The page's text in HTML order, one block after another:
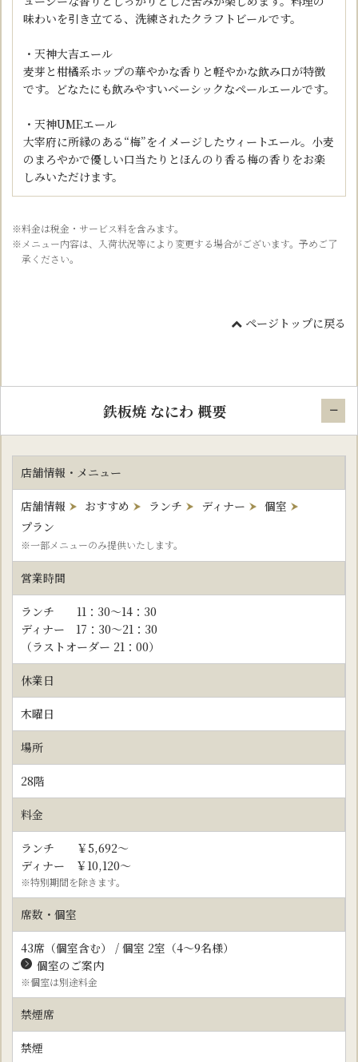
味わいを引き立てる、洗練されたクラフトビールです。
・天神大吉エール
麦芽と柑橘系ホップの華やかな香りと軽やかな飲み口が特徴
です。どなたにも飲みやすいベーシックなペールエールです。
・天神UMEエール
大宰府に所縁のある“梅”をイメージしたウィートエール。小麦
のまろやかで優しい口当たりとほんのり香る梅の香りをお楽
しみいただけます。
※料金は税金・サービス料を含みます。
※メニュー内容は、入荷状況等により変更する場合がございます。予めご了
承ください。
ページトップに戻る
鉄板焼 なにわ 概要
店舗情報・メニュー
店舗情報 おすすめ ランチ ディナー
個室
プラン
※一部メニューのみ提供いたします。
営業時間
ランチ 11：30～14：30
ディナー 17：30～21：30
（ラストオーダー 21：00）
休業日
木曜日
場所
28階
料金
ランチ ￥5,692～
ディナー ￥ 10,120～
※特別期間を除きます。
席数・個室
43席（個室含む） / 個室 2室（4～9名様）
個室のご案内
※個室は別途料金
禁煙席
禁煙